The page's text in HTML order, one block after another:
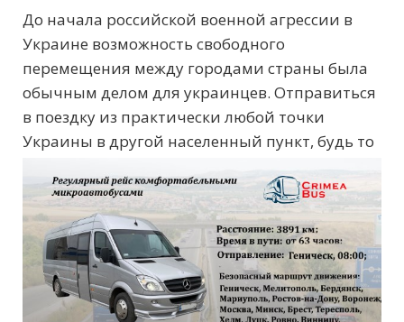
До начала российской военной агрессии в
Украине возможность свободного
перемещения между городами страны была
обычным делом для украинцев. Отправиться
в поездку из практически любой точки
Украины в другой населенный пункт, будь то